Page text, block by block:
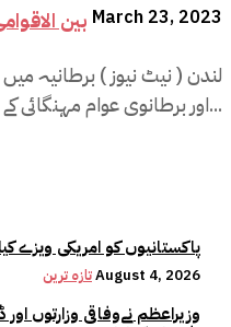
بین March 23, 2023
اور برطانوی عوام مہنگائی کے شکنجے میں پھنستے...
پاکستانیوں کو امریکی ویزے
تازہ ترینAugust 4, 2026
وزیراعظم نےوفاقی وزارتوں اور